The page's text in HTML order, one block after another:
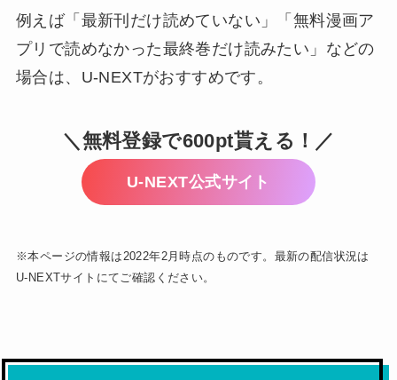
例えば「最新刊だけ読めていない」「無料漫画ア
プリで読めなかった最終巻だけ読みたい」などの
場合は、U-NEXTがおすすめです。
＼無料登録で600pt貰える！／
U-NEXT公式サイト
※本ページの情報は2022年2月時点のものです。最新の配信状況は
U-NEXTサイトにてご確認ください。